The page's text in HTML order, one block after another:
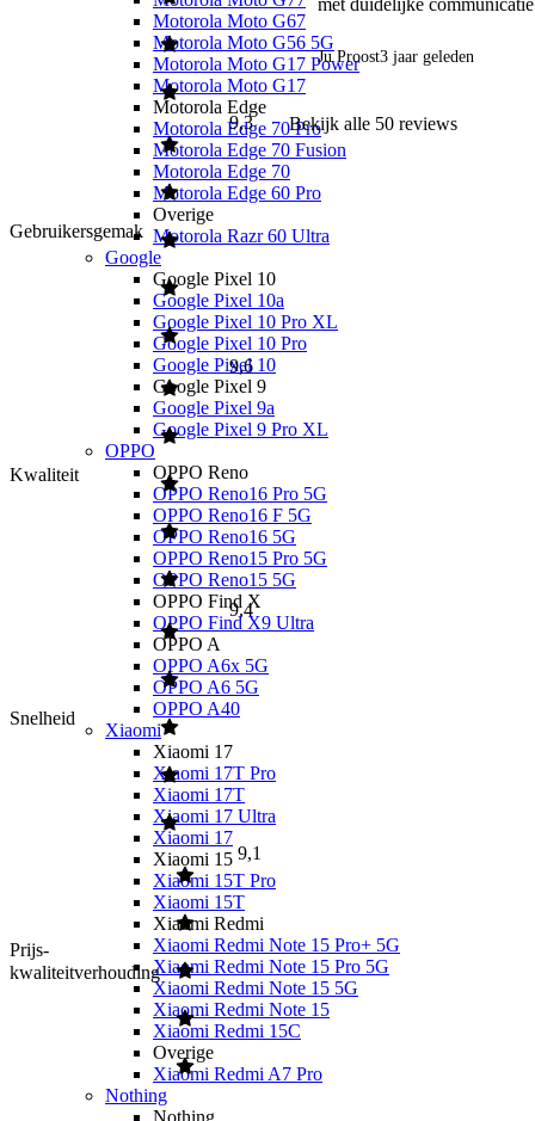
Motorola Moto G67
Motorola Moto G56 5G
Motorola Moto G17 Power
Motorola Moto G17
Motorola Edge
Motorola Edge 70 Pro
Motorola Edge 70 Fusion
Motorola Edge 70
Motorola Edge 60 Pro
Overige
Motorola Razr 60 Ultra
Google
Google Pixel 10
Google Pixel 10a
Google Pixel 10 Pro XL
Google Pixel 10 Pro
Google Pixel 10
Google Pixel 9
Google Pixel 9a
Google Pixel 9 Pro XL
OPPO
OPPO Reno
OPPO Reno16 Pro 5G
OPPO Reno16 F 5G
OPPO Reno16 5G
OPPO Reno15 Pro 5G
OPPO Reno15 5G
OPPO Find X
OPPO Find X9 Ultra
OPPO A
OPPO A6x 5G
OPPO A6 5G
OPPO A40
Xiaomi
Xiaomi 17
Xiaomi 17T Pro
Xiaomi 17T
Xiaomi 17 Ultra
Xiaomi 17
Xiaomi 15
Xiaomi 15T Pro
Xiaomi 15T
Xiaomi Redmi
Xiaomi Redmi Note 15 Pro+ 5G
Xiaomi Redmi Note 15 Pro 5G
Xiaomi Redmi Note 15 5G
Xiaomi Redmi Note 15
Xiaomi Redmi 15C
Overige
Xiaomi Redmi A7 Pro
Nothing
Nothing
Gebruikersgemak
9,3
Kwaliteit
9,6
Snelheid
9,4
Prijs-
kwaliteitverhouding
9,1
Ju Proost3 jaar geleden
Bekijk alle 50 reviews